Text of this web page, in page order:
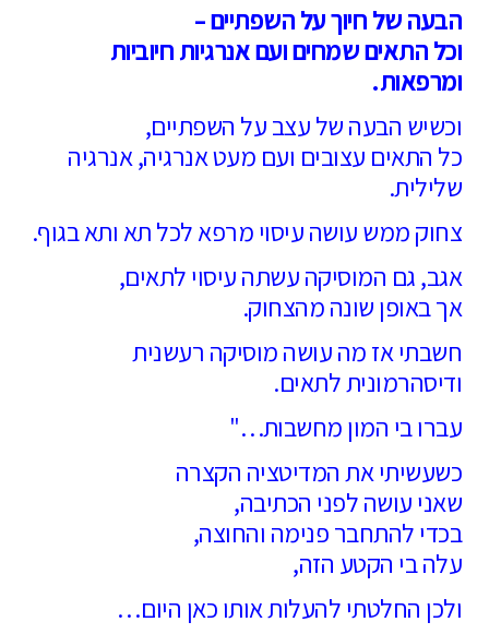
הבעה של חיוך על השפתיים –
וכל התאים שמחים ועם אנרגיות חיוביות
ומרפאות.
וכשיש הבעה של עצב על השפתיים,
כל התאים עצובים ועם מעט אנרגיה, אנרגיה
שלילית.
צחוק ממש עושה עיסוי מרפא לכל תא ותא בגוף.
אגב, גם המוסיקה עשתה עיסוי לתאים,
אך באופן שונה מהצחוק.
חשבתי אז מה עושה מוסיקה רעשנית
ודיסהרמונית לתאים.
עברו בי המון מחשבות…"
כשעשיתי את המדיטציה הקצרה
שאני עושה לפני הכתיבה,
בכדי להתחבר פנימה והחוצה,
עלה בי הקטע הזה,
ולכן החלטתי להעלות אותו כאן היום…